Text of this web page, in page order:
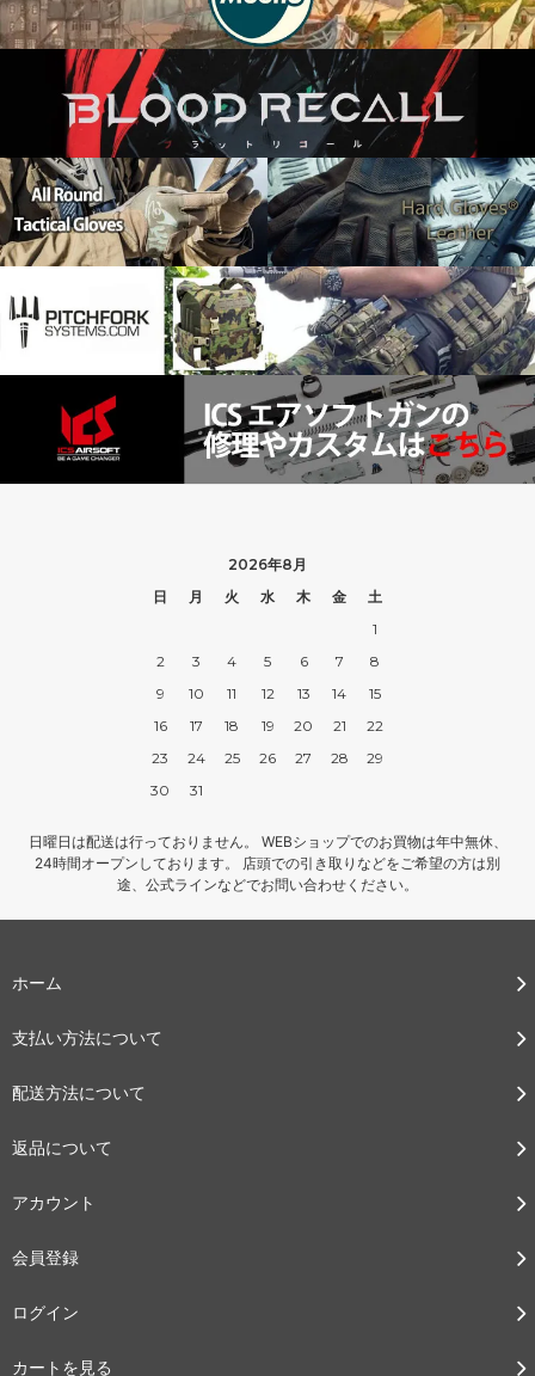
2026年8月
日
月 火 水 木 金
土
1
2
3 4 5 6 7
8
9
10 11 12 13 14
15
16
17 18 19 20 21
22
23
24 25 26 27 28
29
30
31
日曜日は配送は行っておりません。 WEBショップでのお買物は年中無休、
24時間オープンしております。 店頭での引き取りなどをご希望の方は別
途、公式ラインなどでお問い合わせください。
ホーム
支払い方法について
配送方法について
返品について
アカウント
会員登録
ログイン
カートを見る